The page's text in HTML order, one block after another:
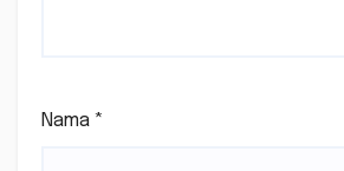
Nama *